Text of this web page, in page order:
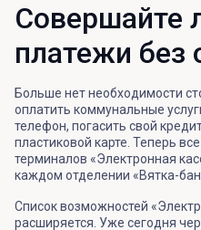
Совершайте
платежи без
Больше нет необходимости
оплатить коммунальные
телефон, погасить свой
пластиковой карте. Теперь
терминалов «Электронная
каждом отделении «Вятка-
Список возможностей
расширяется. Уже сегодня